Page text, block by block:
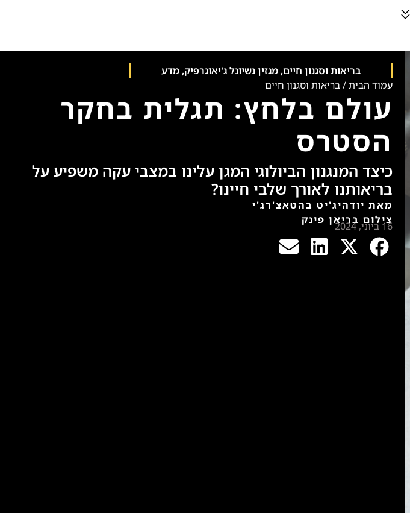
בריאות וסגנון חיים, מגזין נשיונל ג'יאוגרפיק, מדע
עמוד הבית/בריאות וסגנון חיים
עולם בלחץ: תגלית בחקר
הסטרס
כיצד המנגנון הביולוגי המגן עלינו במצבי עקה משפיע על
בריאותנו לאורך שלבי חיינו?
מאת יודהיג'יט בהטאצ'רג'י
צילום בריאן פינק
16 ביוני, 2024